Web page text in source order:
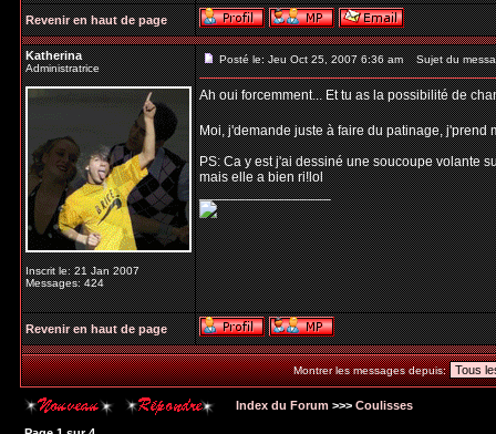
Revenir en haut de page
Katherina
Administratrice
Inscrit le: 21 Jan 2007
Messages: 424
Posté le: Jeu Oct 25, 2007 6:36 am Sujet du
Ah oui forcemment... Et tu as la possibilité de
Moi, j'demande juste à faire du patinage,
PS: Ca y est j'ai dessiné une soucoupe volante
mais elle a bien ri!lol
_________________
Revenir en haut de page
Montrer les messages depuis:
Index du Forum >>> Coulisses